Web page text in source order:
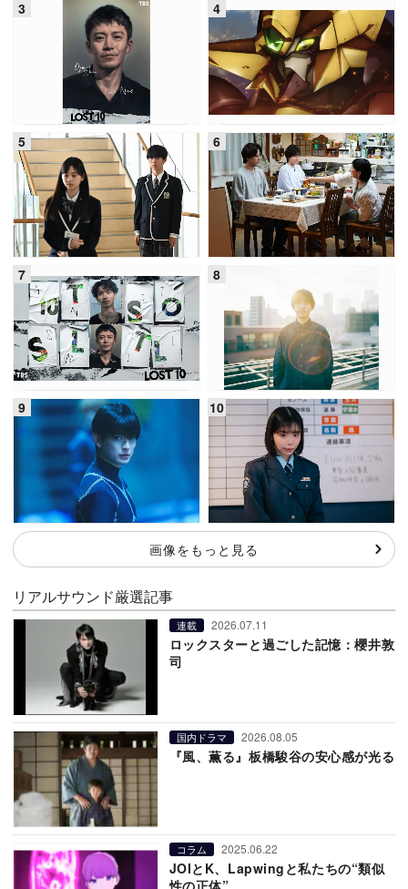
画像をもっと見る
リアルサウンド厳選記事
連載 2026.07.11
ロックスターと過ごした記憶：櫻井敦
司
国内ドラマ 2026.08.05
『風、薫る』板橋駿谷の安心感が光る
コラム 2025.06.22
JOIとK、Lapwingと私たちの“類似
性の正体”